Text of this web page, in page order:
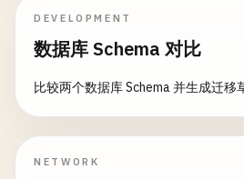
DEVELOPMENT
数据库 Schema 对比
比较两个数据库 Schema 并生成迁移
NETWORK